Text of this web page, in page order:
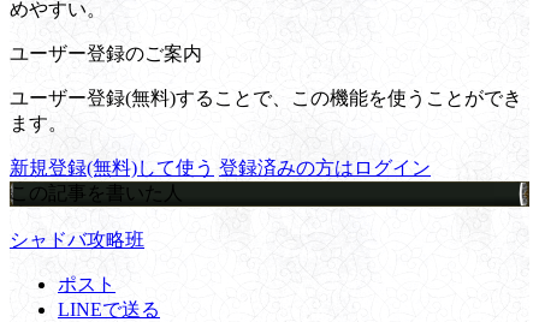
めやすい。
ユーザー登録のご案内
ユーザー登録(無料)することで、この機能を使うことができ
ます。
新規登録(無料)して使う 登録済みの方はログイン
この記事を書いた人
シャドバ攻略班
ポスト
LINEで送る